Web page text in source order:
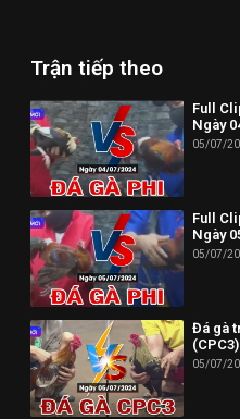
21:59 | Trận 3: A.Tân T.Giang
35:28 | Trận 4: A.Danh V.Lộc
46:50 | Trận 5: A.Út Đức 3050g
Thông tin liên hệ:
Website: https://
Email:info@dagatructiep.tube
Phone: (024) 62730234
Địa chỉ: HUD3 Tower, 121-123
Đông, Hà Nội 100000, Việt Nam
Trận tiếp theo
Full
Ngày
05/07/
Full
Ngày
05/07/
Đá gà
05/07/